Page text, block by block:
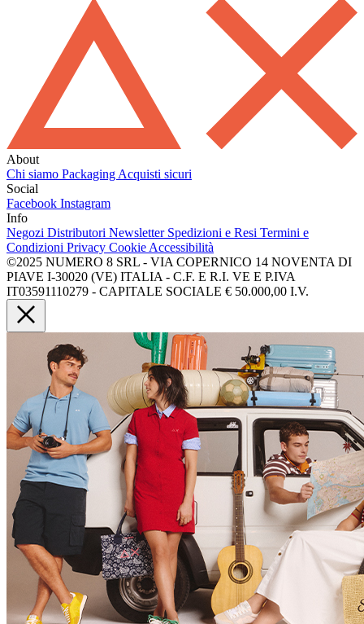
About
Chi siamo Packaging Acquisti sicuri
Social
Facebook Instagram
Info
Negozi Distributori Newsletter Spedizioni e Resi Termini e
Condizioni Privacy Cookie Accessibilità
©2025 NUMERO 8 SRL - VIA COPERNICO 14 NOVENTA DI
PIAVE I-30020 (VE) ITALIA - C.F. E R.I. VE E P.IVA
IT03591110279 - CAPITALE SOCIALE € 50.000,00 I.V.